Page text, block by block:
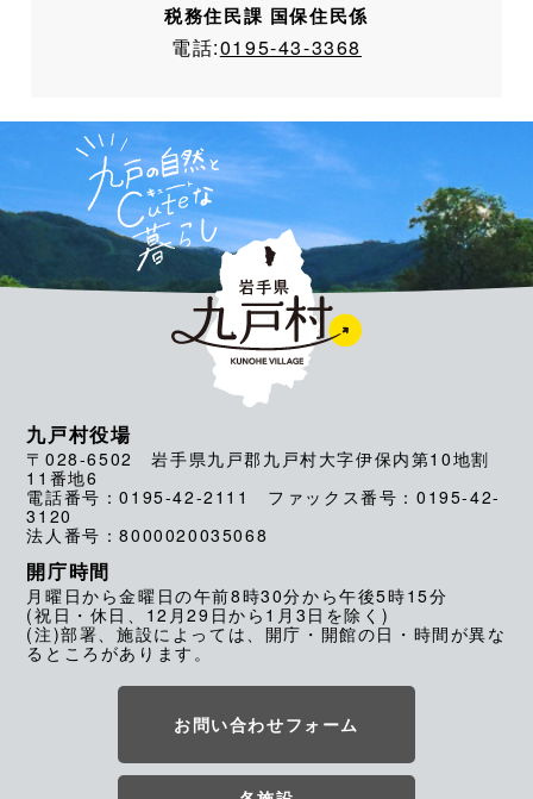
税務住民課 国保住民係
電話:0195-43-3368
九戸村役場
〒028-6502 岩手県九戸郡九戸村大字伊保内第10地割
11番地6
電話番号：0195-42-2111 ファックス番号：0195-42-
3120
法人番号：8000020035068
開庁時間
月曜日から金曜日の午前8時30分から午後5時15分
(祝日・休日、12月29日から1月3日を除く)
(注)部署、施設によっては、開庁・開館の日・時間が異な
るところがあります。
お問い合わせフォーム